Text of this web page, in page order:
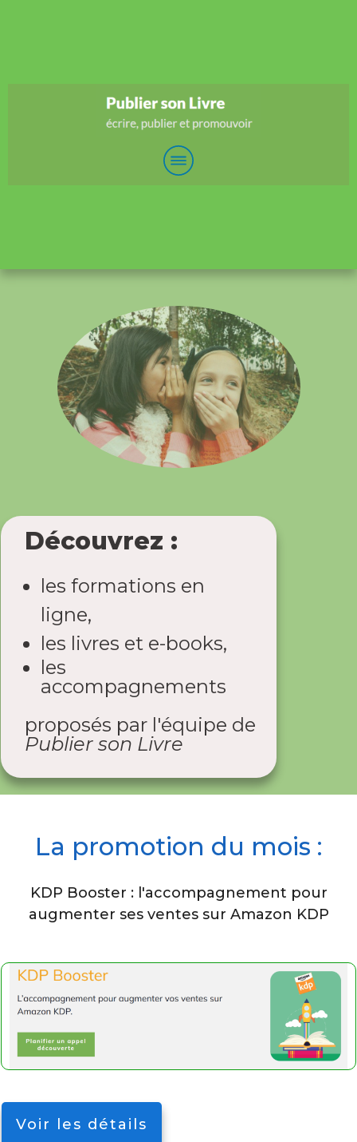
Découvrez :
les formations en
ligne,
les livres et e-books,
les
accompagnements
proposés par l'équipe de
Publier son Livre
La promotion du mois :
KDP Booster : l'accompagnement pour
augmenter ses ventes sur Amazon KDP
Voir les détails